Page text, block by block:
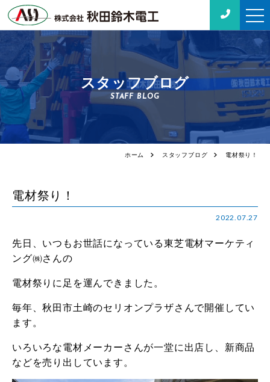
スタッフブログ
STAFF BLOG
ホーム スタッフブログ 電材祭り！
電材祭り！
2022.07.27
先日、いつもお世話になっている東芝電材マーケティ
ング㈱さんの
電材祭りに足を運んできました。
毎年、秋田市土崎のセリオンプラザさんで開催してい
ます。
いろいろな電材メーカーさんが一堂に出店し、新商品
などを売り出しています。